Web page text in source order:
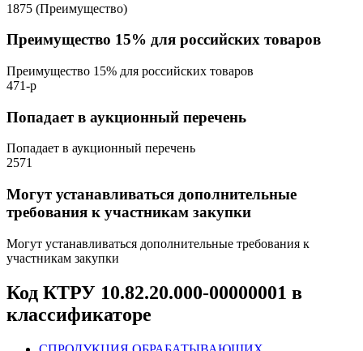
1875 (Преимущество)
Преимущество 15% для российских товаров
Преимущество 15% для российских товаров
471-р
Попадает в аукционный перечень
Попадает в аукционный перечень
2571
Могут устанавливаться дополнительные
требования к участникам закупки
Могут устанавливаться дополнительные требования к
участникам закупки
Код КТРУ 10.82.20.000-00000001 в
классификаторе